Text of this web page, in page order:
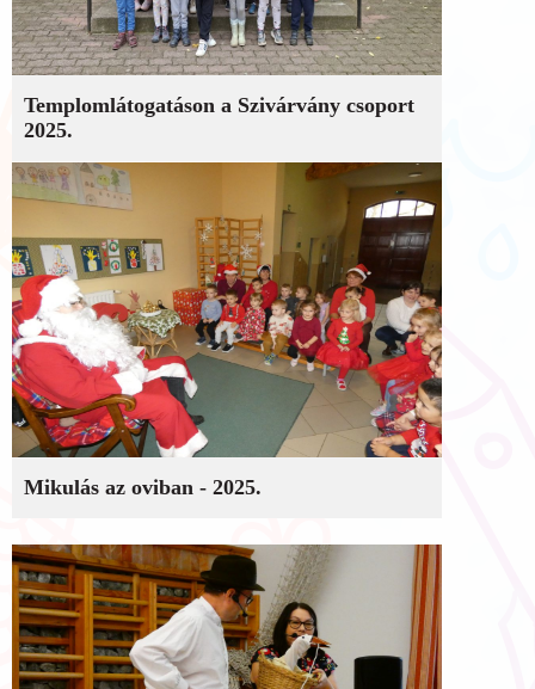
Templomlátogatáson a Szivárvány csoport
2025.
Mikulás az oviban - 2025.